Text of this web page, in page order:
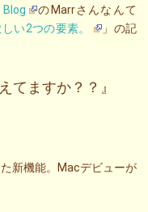
のMarrさんなんて
い2つの要素。
」の記
てますか？？』
新機能。Macデビューが